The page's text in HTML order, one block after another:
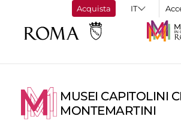
Acquista
MUSEI CAPITOLINI
MONTEMARTINI